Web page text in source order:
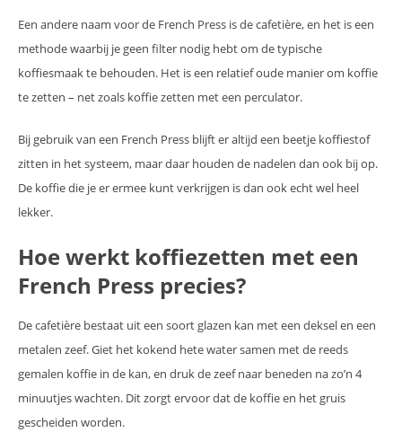
Een andere naam voor de French Press is de cafetière, en het is een
methode waarbij je geen filter nodig hebt om de typische
koffiesmaak te behouden. Het is een relatief oude manier om koffie
te zetten – net zoals koffie zetten met een perculator.
Bij gebruik van een French Press blijft er altijd een beetje koffiestof
zitten in het systeem, maar daar houden de nadelen dan ook bij op.
De koffie die je er ermee kunt verkrijgen is dan ook echt wel heel
lekker.
Hoe werkt koffiezetten met een
French Press precies?
De cafetière bestaat uit een soort glazen kan met een deksel en een
metalen zeef. Giet het kokend hete water samen met de reeds
gemalen koffie in de kan, en druk de zeef naar beneden na zo’n 4
minuutjes wachten. Dit zorgt ervoor dat de koffie en het gruis
gescheiden worden.